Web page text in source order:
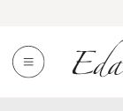
Вернуться
←